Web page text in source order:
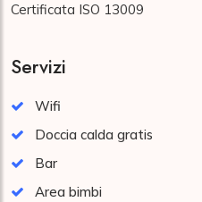
Certificata ISO 13009
Servizi
Wifi
Doccia calda gratis
Bar
Area bimbi